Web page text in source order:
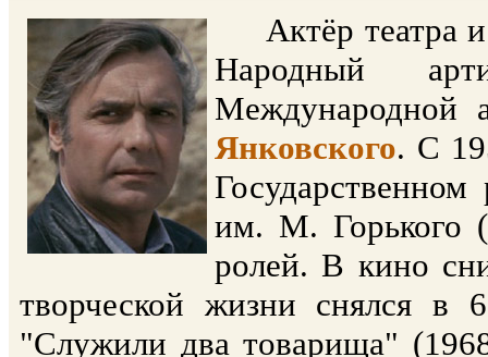
Актёр театра
Народный
Международной
Янковского. С
им. М. Горького
ролей. В кино
творческой жизни снялся в
"Служили два товарища"